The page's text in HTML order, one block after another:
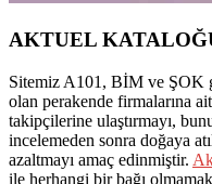
AKTUEL
Sitemiz A101, BİM ve ŞOK
olan perakende firmalarına
takipçilerine ulaştırmayı,
incelemeden sonra doğaya
azaltmayı amaç edinmiştir.
ile herhangi bir bağı